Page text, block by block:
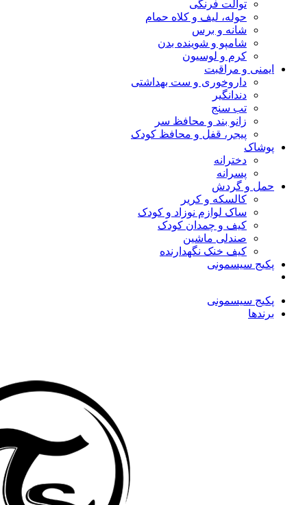
توالت فرنگی
حوله، لیف و کلاه حمام
شانه و برس
شامپو و شوینده بدن
کرم و لوسیون
ایمنی و مراقبت
داروخوری و ست بهداشتی
دندانگیر
تب‌ سنج
زانو بند و محافظ سر
پیجر، قفل و محافظ کودک
پوشاک
دخترانه
پسرانه
حمل و گردش
کالسکه و کریر
ساک لوازم نوزاد و کودک
کیف و چمدان کودک
صندلی ماشین
کیف خنک نگهدارنده
پکیج سیسمونی
پکیج سیسمونی
برندها